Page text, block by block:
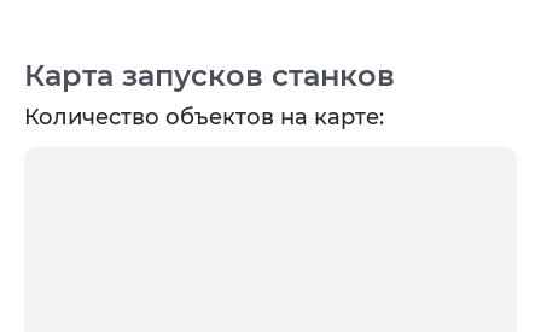
Карта запусков станков
Количество объектов на карте: